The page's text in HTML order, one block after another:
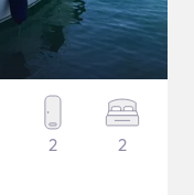
2 2